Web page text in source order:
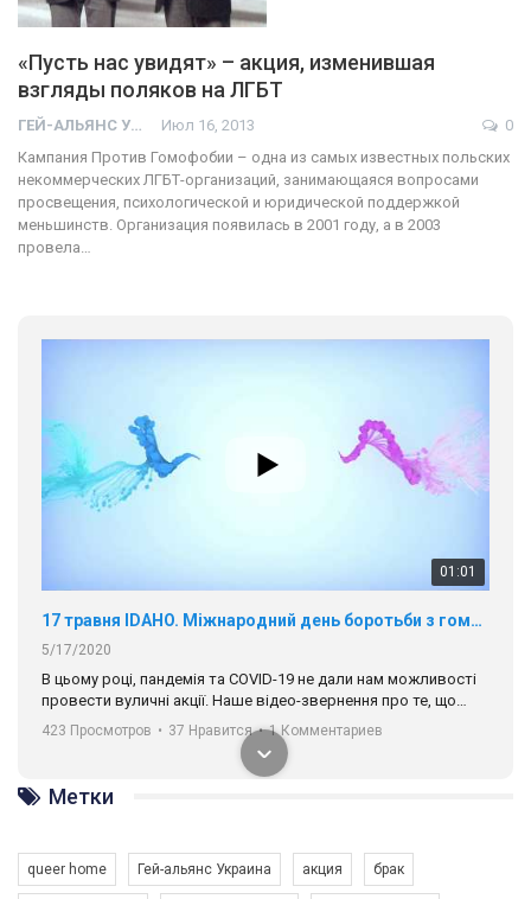
«Пусть нас увидят» – акция, изменившая
взгляды поляков на ЛГБТ
ГЕЙ-АЛЬЯНС УКРАИНА Июл 16, 2013
0
Кампания Против Гомофобии – одна из самых известных польских
некоммерческих ЛГБТ-организаций, занимающаяся вопросами
просвещения, психологической и юридической поддержкой
меньшинств. Организация появилась в 2001 году, а в 2003
провела…
01:01
17 травня IDAHO. Міжнародний день боротьби з гомофобією трансфобією і біфобія.
5/17/2020
В цьому році, пандемія та COVІD-19 не дали нам можливості
провести вуличні акції. Наше відео-звернення про те, що
навіть коли ми у різних містах та не можемо зустрінеться, ми
разом. Ми закликаємо всіх хто поділяє цінності рівності та
солідарності, приєднатися до нас. Регіональні підрозділи
ГАУ є в 16 областях України.
Разом наш голос лунає гучніше!
423 Просмотров • 37 Нравится • 1 Комментариев
Метки
queer home Гей-альянс Украина акция брак